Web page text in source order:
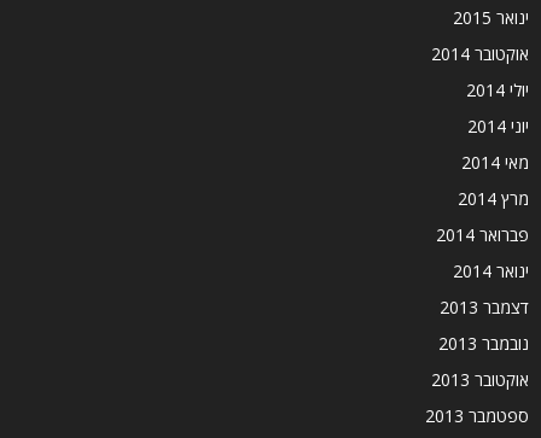
ינואר 2015
אוקטובר 2014
יולי 2014
יוני 2014
מאי 2014
מרץ 2014
פברואר 2014
ינואר 2014
דצמבר 2013
נובמבר 2013
אוקטובר 2013
ספטמבר 2013